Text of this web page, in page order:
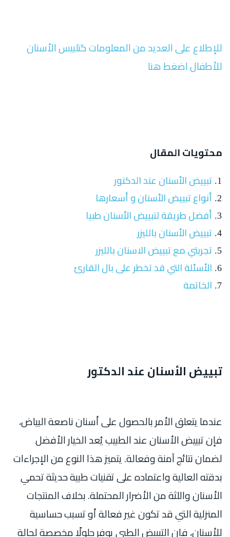
للإطلاع على العديد من المعلومات كتلبيس الأسنان
للأطفال اضغط هنا
محتويات المقال
تبييض الأسنان عند الدكتور
أنواع تبييض الأسنان و أسعارها
أفضل طريقة لتبييض الأسنان طبيا
تبييض الأسنان بالليزر
تجربتي مع تبييض الاسنان بالليزر
الأسئلة التي قد تخطر على بال القارئ
الخاتمة
تبييض الأسنان عند الدكتور
عندما يتعلق الأمر بالحصول على أسنان ناصعة البياض،
فإن تبييض الأسنان عند الطبيبيُعد الخيار الأفضل
لضمان نتائج آمنة وفعالة. يتميز هذا النوع من الإجراءات
بدقته العالية واعتماده على تقنيات طبية حديثة تحمي
الأسنان واللثة من الأضرار المحتملة. بخلاف المنتجات
المنزلية التي قد تكون غير فعالة أو تسبب حساسية
للأسنان، فإن التبييض الطبي يوفر حلولًا مخصصة لحالة